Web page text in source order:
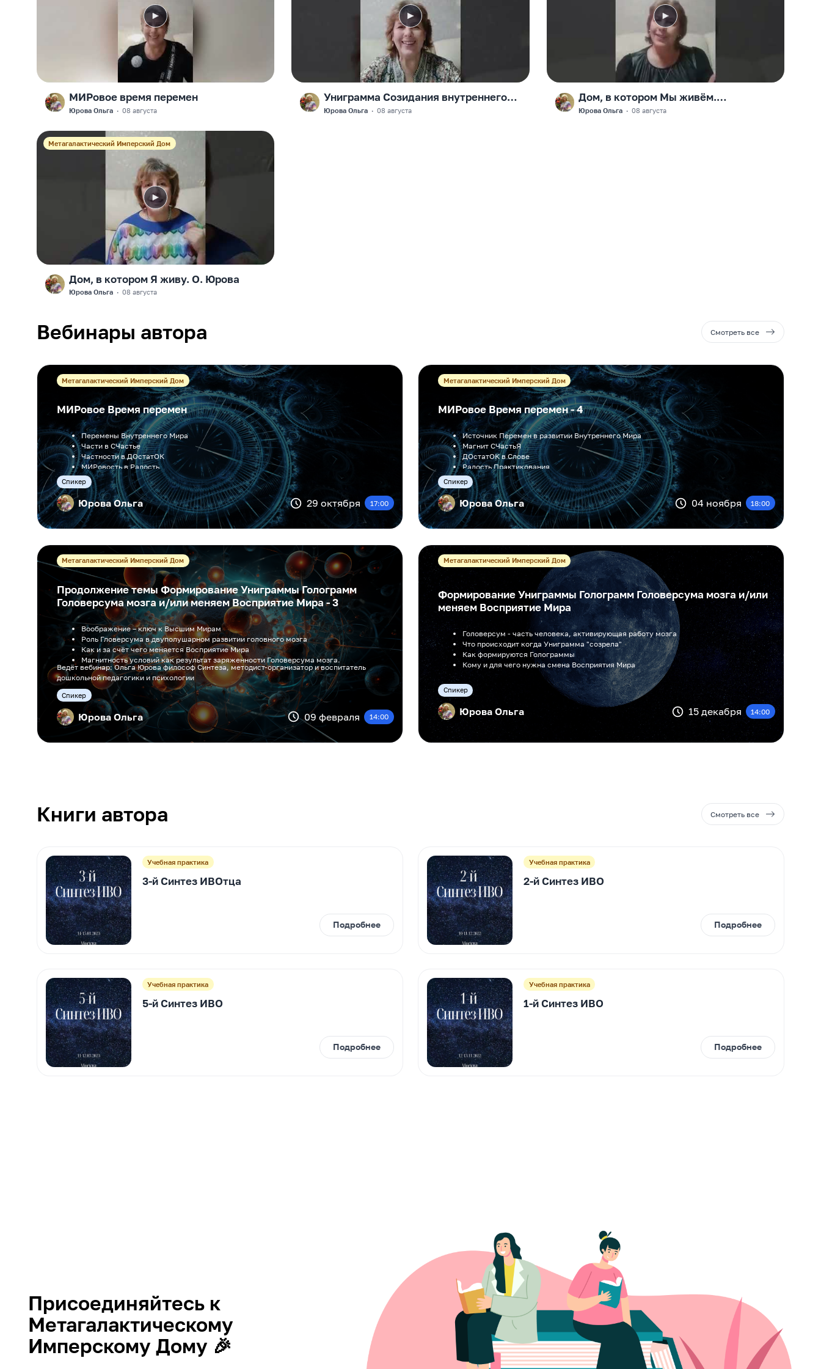
F МИРовое время перемен
Юрова Ольга · 08 августа
F
Униграмма Созидания внутреннего
Космоса каждого. Продолжение
Юрова Ольга · 08 августа
F
Дом, в котором Мы живём.
Обобщение
Юрова Ольга · 08 августа
Метагалактический Имперский Дом
F Дом, в котором Я живу. О. Юрова
Юрова Ольга · 08 августа
Вебинары автора Смотреть все
Метагалактический Имперский Дом
МИРовое Время перемен
Перемены Внутреннего Мира
Части в СЧастье
Частности в ДОстатОК
МИРовость в Радость
Время в Дела
Cпикер
Юрова Ольга 29 октября 17:00
Метагалактический Имперский Дом
МИРовое Время перемен - 4
Источник Перемен в развитии Внутреннего Мира
Магнит СЧастьЯ
ДОстатОК в Слове
Радость Практикования
Образ Жизни Делами
Cпикер
Юрова Ольга 04 ноября 18:00
Метагалактический Имперский Дом
Продолжение темы Формирование Униграммы Голограмм
Головерсума мозга и/или меняем Восприятие Мира - 3
Воображение – ключ к Высшим Мирам
Роль Гловерсума в двуполушарном развитии головного мозга
Как и за счёт чего меняется Восприятие Мира
Магнитность условий как результат заряженности Головерсума мозга.
Ведёт вебинар: Ольга Юрова философ Синтеза, методист-организатор и воспитатель
дошкольной педагогики и психологии
Cпикер
Юрова Ольга 09 февраля 14:00
Метагалактический Имперский Дом
Формирование Униграммы Голограмм Головерсума мозга и/или
меняем Восприятие Мира
Головерсум - часть человека, активирующая работу мозга
Что происходит когда Униграмма "созрела"
Как формируются Голограммы
Кому и для чего нужна смена Восприятия Мира
Cпикер
Юрова Ольга 15 декабря 14:00
Книги автора Смотреть все
Учебная практика
3-й Синтез ИВОтца
Подробнее
Учебная практика
2-й Синтез ИВО
Подробнее
Учебная практика
5-й Синтез ИВО
Подробнее
Учебная практика
1-й Синтез ИВО
Подробнее
Присоединяйтесь к
Метагалактическому
Имперскому Дому 🎉